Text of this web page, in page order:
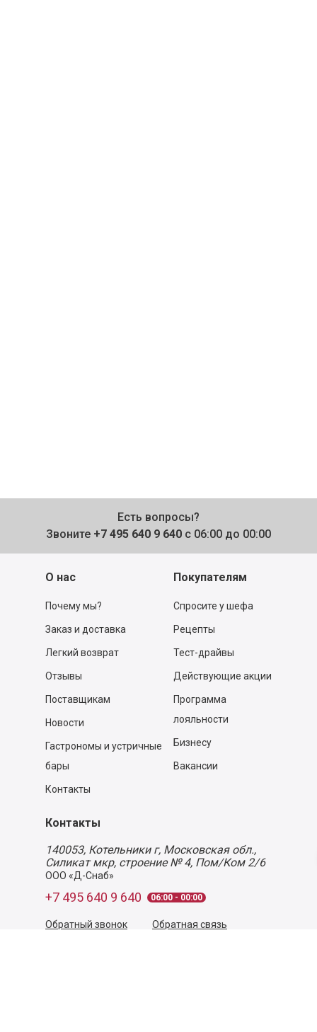
Есть вопросы?
Звоните +7 495 640 9 640 с 06:00 до 00:00
О нас
Почему мы?
Заказ и доставка
Легкий возврат
Отзывы
Поставщикам
Новости
Гастрономы и устричные
бары
Контакты
Покупателям
Спросите у шефа
Рецепты
Тест-драйвы
Действующие акции
Программа
лояльности
Бизнесу
Вакансии
Контакты
140053, Котельники г, Московская обл.,
Силикат мкр, строение № 4, Пом/Ком 2/6
ООО «Д-Снаб»
+7 495 640 9 640 06:00 - 00:00
Обратный звонок Обратная связь